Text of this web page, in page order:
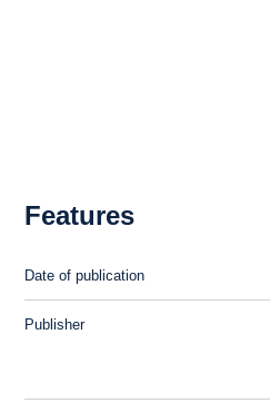
Features
Date of publication
Publisher